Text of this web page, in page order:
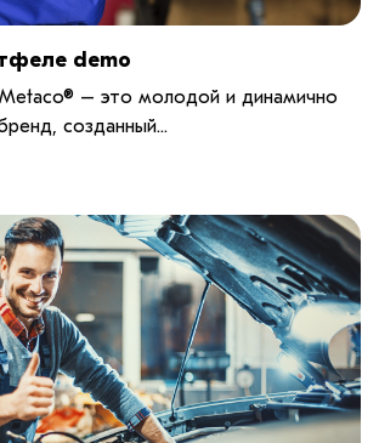
demo
– это молодой и динамично
созданный...